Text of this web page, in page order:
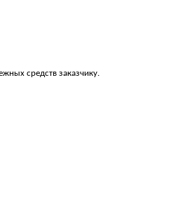
средств заказчику.